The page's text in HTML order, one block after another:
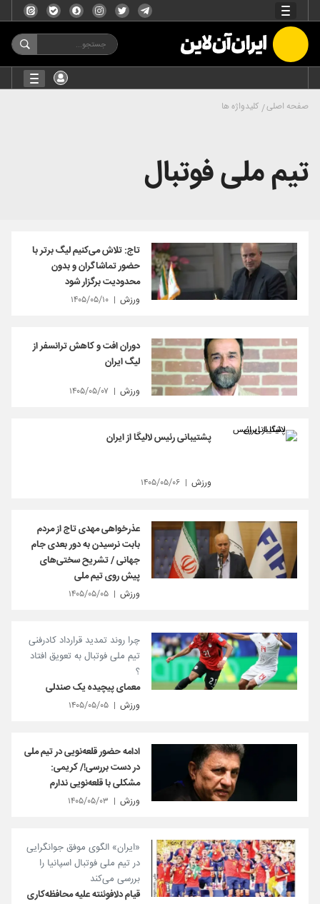
صفحه اصلی کلیدواژه ها
تیم ملی فوتبال
تاج: تلاش می‌کنیم لیگ برتر با
حضور تماشاگران و بدون
محدودیت برگزار شود
ورزش ۱۴۰۵/۰۵/۱۰
دوران افت و کاهش ترانسفر از
لیگ ایران
ورزش ۱۴۰۵/۰۵/۰۷
پشتیبانی رئیس لالیگا از ایران
ورزش ۱۴۰۵/۰۵/۰۶
عذرخواهی مهدی تاج از مردم
بابت نرسیدن به دور بعدی جام
جهانی / تشریح سختی‌های
پیش روی تیم ملی
ورزش ۱۴۰۵/۰۵/۰۵
چرا روند تمدید قرارداد کادرفنی
تیم ملی فوتبال به تعویق افتاد
؟
معمای پیچیده یک صندلی
ورزش ۱۴۰۵/۰۵/۰۵
ادامه حضور قلعه‌نویی در تیم ملی
در دست بررسی!/ کریمی:
مشکلی با قلعه‌نویی ندارم
ورزش ۱۴۰۵/۰۵/۰۳
«ایران» الگوی موفق جوانگرایی
در تیم ملی فوتبال اسپانیا را
بررسی می‌کند
قیام دلافوئنته علیه محافظه‌کاری